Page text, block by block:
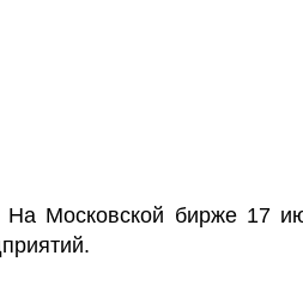
Московской бирже 17